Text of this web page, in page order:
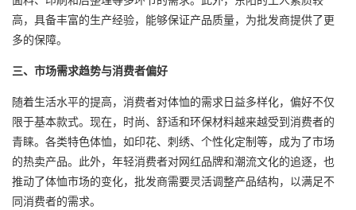
高，具备丰富的生产经验，能够保证产品质量，为批发商提供了更
多的保障。
三、市场需求趋势与消费者偏好
随着生活水平的提高，消费者对体恤的需求日益多样化，偏好不仅
限于基本款式。现在，时尚、舒适和环保材料越来越受到消费者的
青睐。各类特色体恤，如印花、刺绣、个性化定制等，成为了市场
的热卖产品。此外，年轻消费者对网红品牌和潮流文化的追逐，也
推动了体恤市场的变化，批发商需要灵活调整产品结构，以满足不
同消费者的需求。